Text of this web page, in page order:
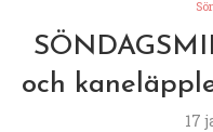
och
17